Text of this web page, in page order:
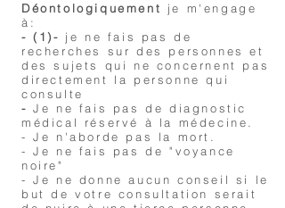
Déontologiquement je m'engage
à:
- (1)- je ne fais pas de
recherches sur des personnes et
des sujets qui ne concernent pas
directement la personne qui
consulte
-Je ne fais pas de diagnostic
médical réservé à la médecine.
- Je n'aborde pas la mort.
- Je ne fais pas de "voyance
noire"
- Je ne donne aucun conseil si le
but de votre consultation serait